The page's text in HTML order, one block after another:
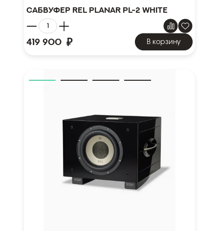
Сабвуфер REL Planar PL-2 White
419 900 ₽ В корзину